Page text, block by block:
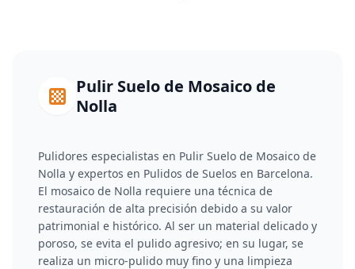
Pulir Suelo de Mosaico de
Nolla
Pulidores especialistas en Pulir Suelo de Mosaico de
Nolla y expertos en Pulidos de Suelos en Barcelona.
El mosaico de Nolla requiere una técnica de
restauración de alta precisión debido a su valor
patrimonial e histórico. Al ser un material delicado y
poroso, se evita el pulido agresivo; en su lugar, se
realiza un micro-pulido muy fino y una limpieza